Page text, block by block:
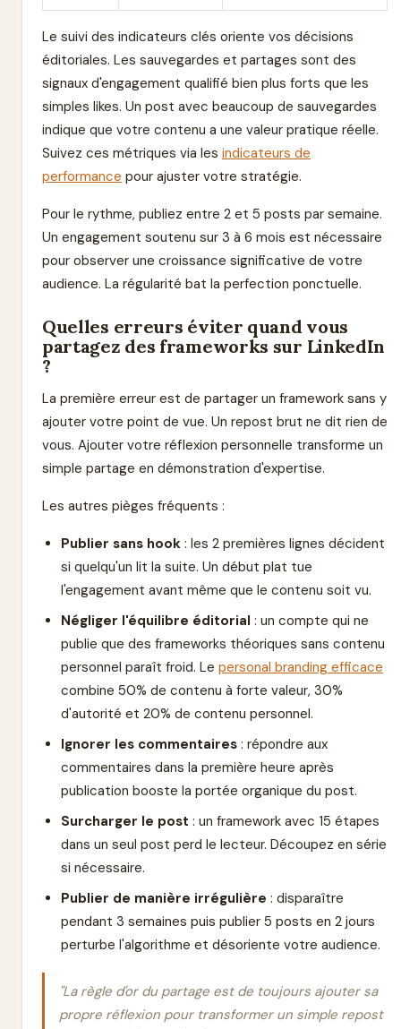
Le suivi des indicateurs clés oriente vos décisions
éditoriales. Les sauvegardes et partages sont des
signaux d'engagement qualifié bien plus forts que les
simples likes. Un post avec beaucoup de sauvegardes
indique que votre contenu a une valeur pratique réelle.
Suivez ces métriques via les indicateurs de
performance pour ajuster votre stratégie.
Pour le rythme, publiez entre 2 et 5 posts par semaine.
Un engagement soutenu sur 3 à 6 mois est nécessaire
pour observer une croissance significative de votre
audience. La régularité bat la perfection ponctuelle.
Quelles erreurs éviter quand vous
partagez des frameworks sur LinkedIn
?
La première erreur est de partager un framework sans y
ajouter votre point de vue. Un repost brut ne dit rien de
vous. Ajouter votre réflexion personnelle transforme un
simple partage en démonstration d'expertise.
Les autres pièges fréquents :
Publier sans hook: les 2 premières lignes décident
si quelqu'un lit la suite. Un début plat tue
l'engagement avant même que le contenu soit vu.
Négliger l'équilibre éditorial : un compte qui ne
publie que des frameworks théoriques sans contenu
personnel paraît froid. Le personal branding efficace
combine 50% de contenu à forte valeur, 30%
d'autorité et 20% de contenu personnel.
Ignorer les commentaires: répondre aux
commentaires dans la première heure après
publication booste la portée organique du post.
Surcharger le post : un framework avec 15 étapes
dans un seul post perd le lecteur. Découpez en série
si nécessaire.
Publier de manière irrégulière : disparaître
pendant 3 semaines puis publier 5 posts en 2 jours
perturbe l'algorithme et désoriente votre audience.
"La règle d'or du partage est de toujours ajouter sa
propre réflexion pour transformer un simple repost